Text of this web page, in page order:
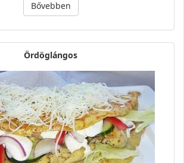
Bővebben
Ördöglángos